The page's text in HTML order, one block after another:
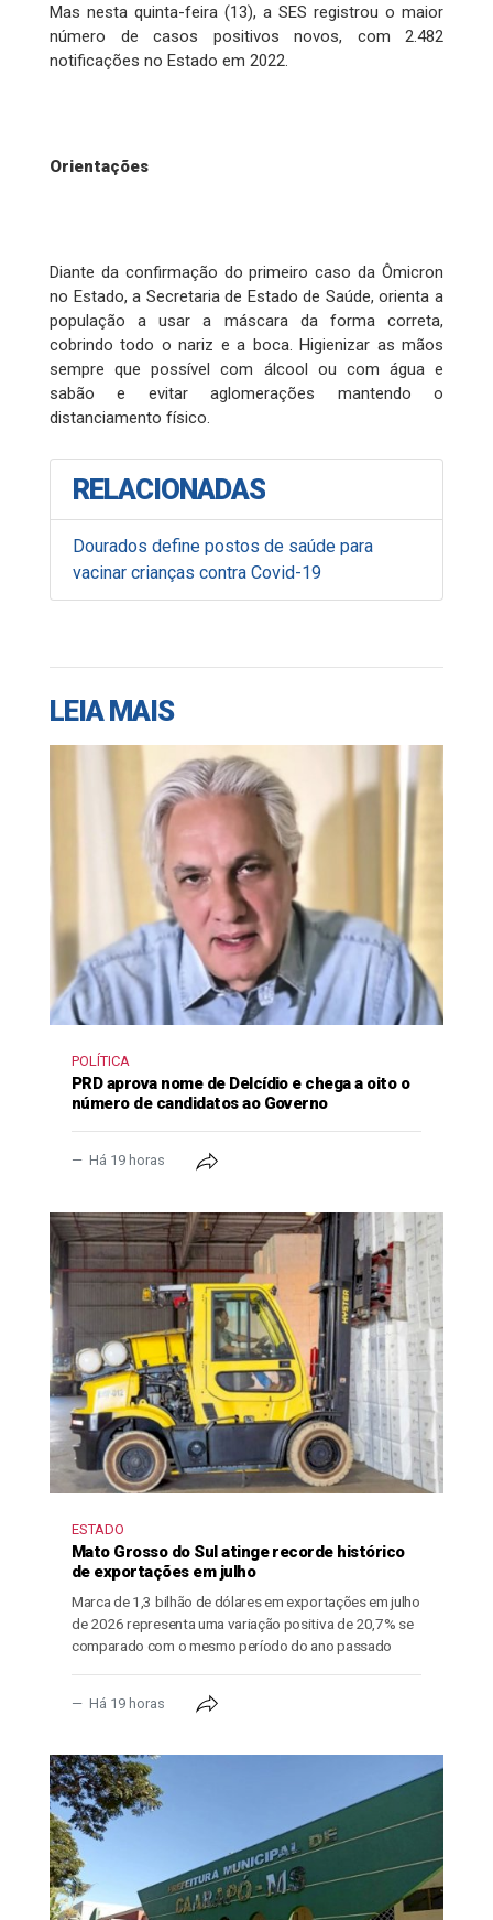
Mas nesta quinta-feira (13), a SES registrou o maior
número de casos positivos novos, com 2.482
notificações no Estado em 2022.
Orientações
Diante da confirmação do primeiro caso da Ômicron
no Estado, a Secretaria de Estado de Saúde, orienta a
população a usar a máscara da forma correta,
cobrindo todo o nariz e a boca. Higienizar as mãos
sempre que possível com álcool ou com água e
sabão e evitar aglomerações mantendo o
distanciamento físico.
RELACIONADAS
Dourados define postos de saúde para
vacinar crianças contra Covid-19
LEIA MAIS
POLÍTICA
PRD aprova nome de Delcídio e chega a oito o
número de candidatos ao Governo
Há 19 horas
ESTADO
Mato Grosso do Sul atinge recorde histórico
de exportações em julho
Marca de 1,3 bilhão de dólares em exportações em julho
de 2026 representa uma variação positiva de 20,7% se
comparado com o mesmo período do ano passado
Há 19 horas